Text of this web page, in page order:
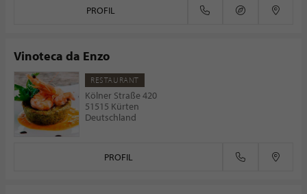
PROFIL
Vinoteca da Enzo
RESTAURANT
Kölner Straße 420
51515 Kürten
Deutschland
PROFIL